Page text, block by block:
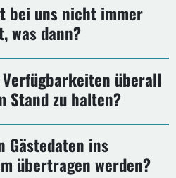
bei uns nicht immer
was dann?
überall
Stand zu halten?
Gästedaten ins
übertragen werden?